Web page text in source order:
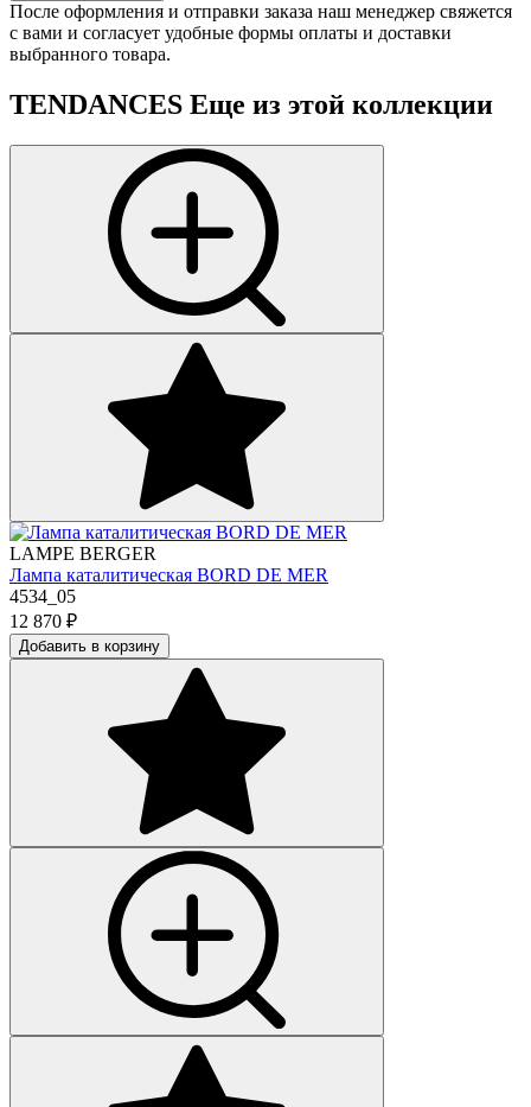
После оформления и отправки заказа наш менеджер свяжется
с вами и согласует удобные формы оплаты и доставки
выбранного товара.
TENDANCES Еще из этой коллекции
LAMPE BERGER
Лампа каталитическая BORD DE MER
4534_05
12 870 ₽
Добавить в корзину